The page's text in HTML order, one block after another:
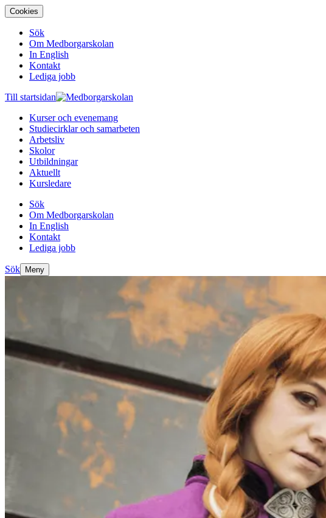
Cookies
Sök
Om Medborgarskolan
In English
Kontakt
Lediga jobb
Till startsidan
Kurser och evenemang
Studiecirklar och samarbeten
Arbetsliv
Skolor
Utbildningar
Aktuellt
Kursledare
Sök
Om Medborgarskolan
In English
Kontakt
Lediga jobb
Sök Meny